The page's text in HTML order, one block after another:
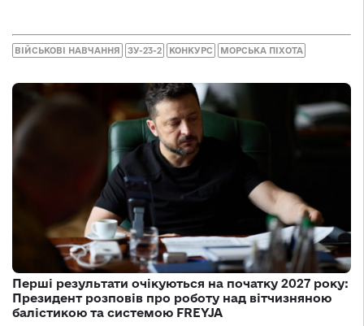
ВІЙСЬКОВІ НАВЧАННЯ ЗУ-23-2 КОНКУРС МОРСЬКА ПІХОТА
Перші результати очікуються на початку 2027 року:
Президент розповів про роботу над вітчизняною
балістикою та системою FREYJA